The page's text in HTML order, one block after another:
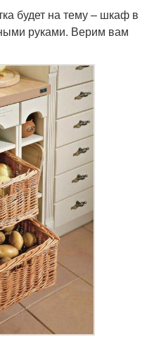
будет на тему – шкаф в
руками. Верим вам